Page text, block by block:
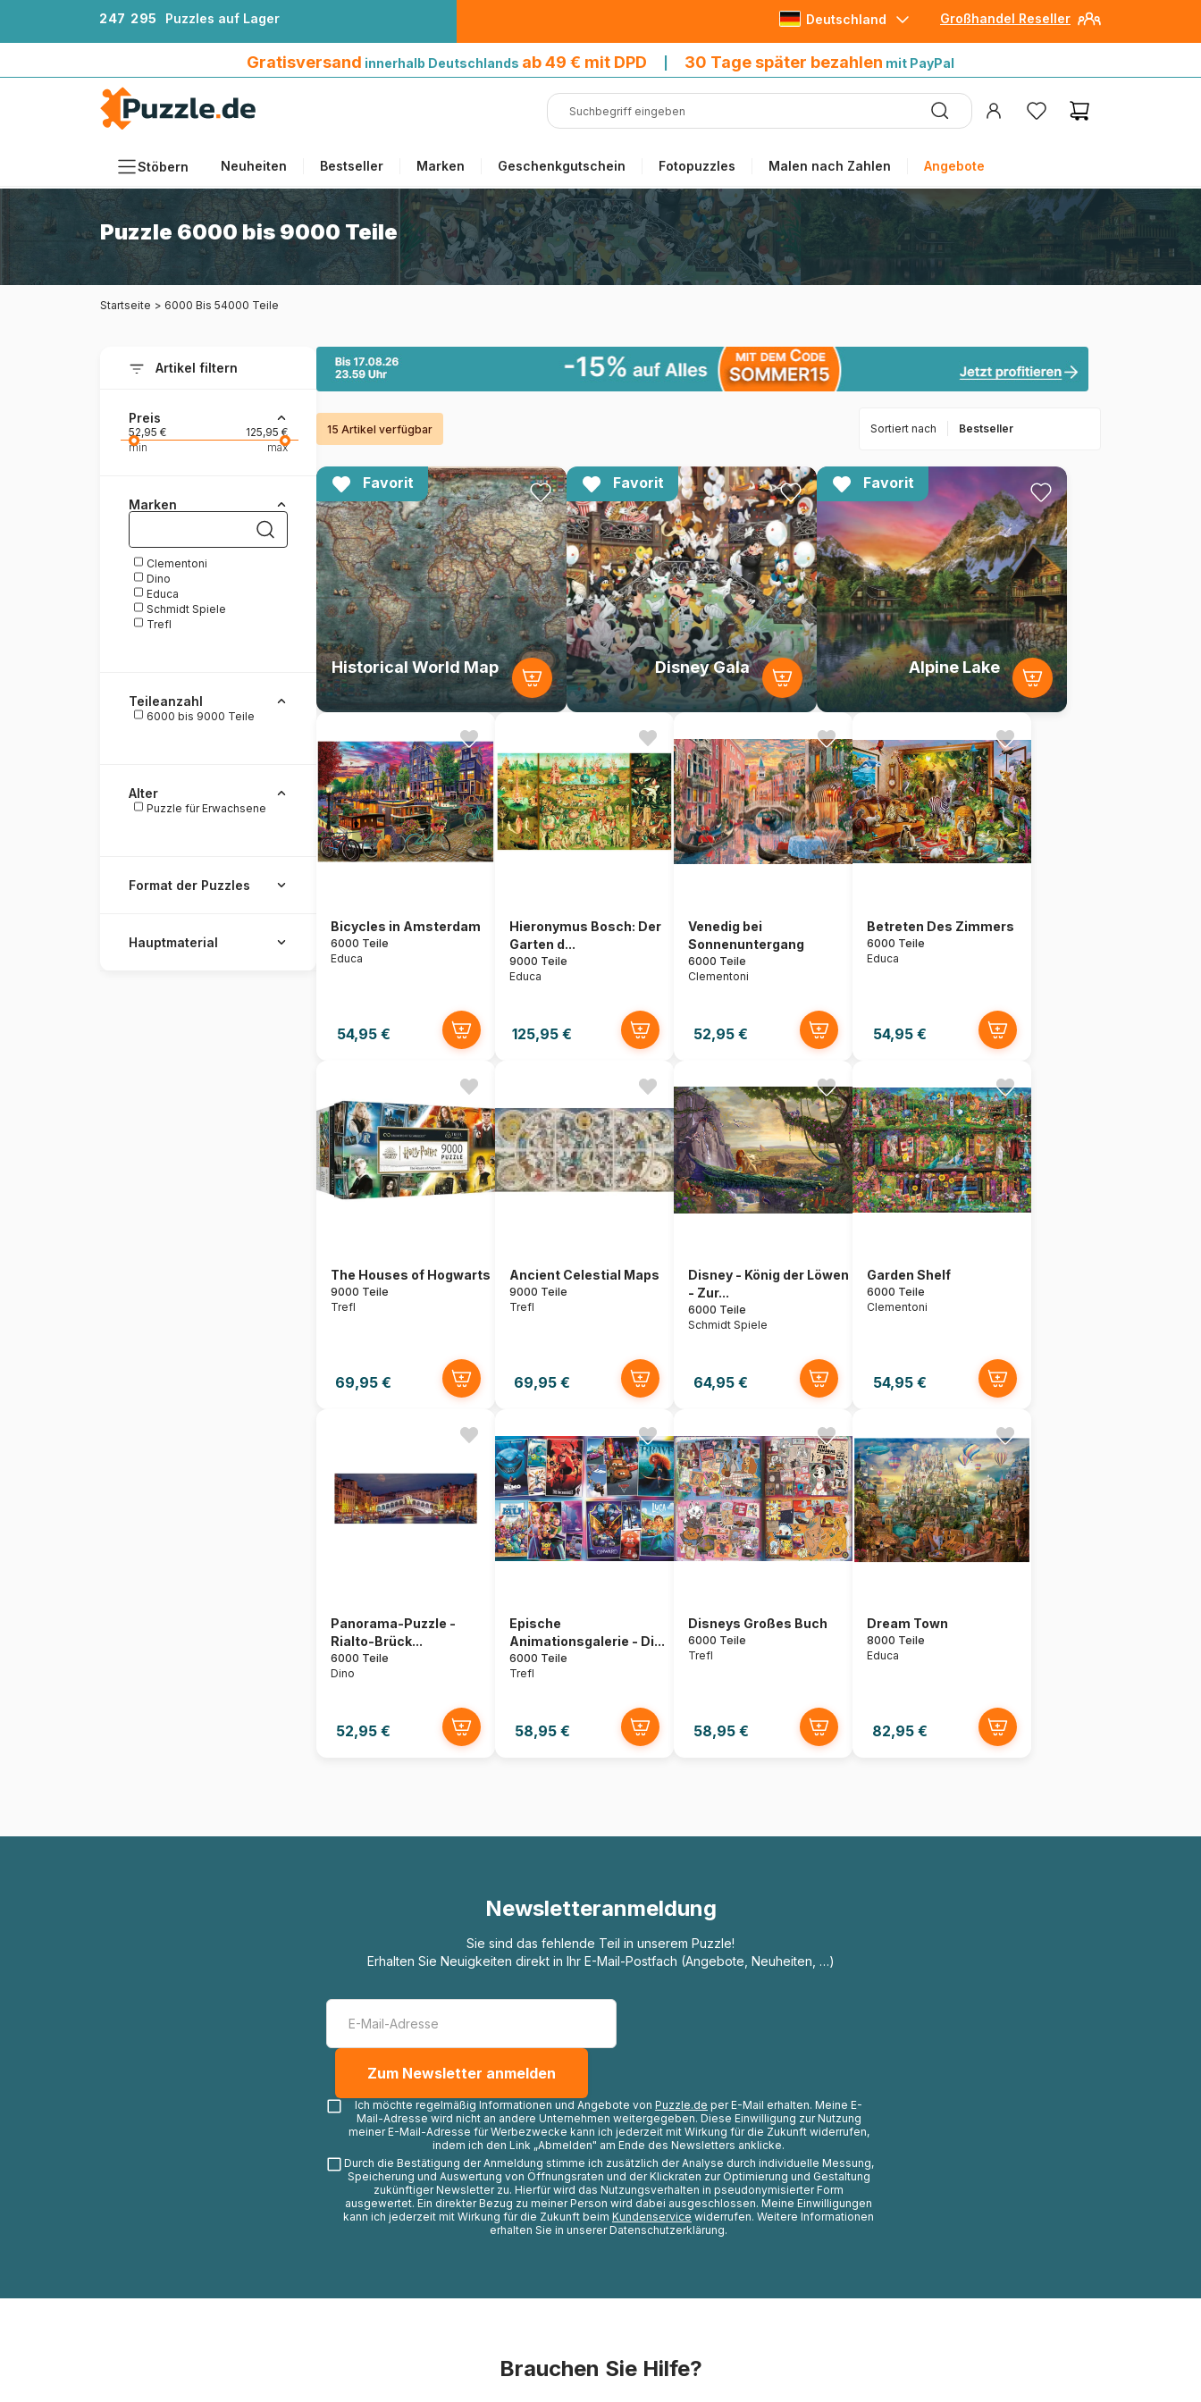
247 295 Puzzles auf Lager Großhandel Reseller
Deutschland
Gratisversand innerhalb Deutschlands ab 49 € mit DPD 30 Tage später bezahlen mit PayPal
Stöbern Neuheiten Bestseller Marken Geschenkgutschein Fotopuzzles Malen nach Zahlen Angebote
Teileanzahl
Format
Alter
Zubehör
Malen nach Zahlen
Puzzle 6000 bis 9000 Teile
Startseite > 6000 Bis 54000 Teile
15 Artikel verfügbar Sortiert nach
Favorit
Historical World Map
Favorit
Disney Gala
Favorit
Alpine Lake
Bicycles in Amsterdam
6000 Teile
Educa
54,95 €
Hieronymus Bosch: Der
Garten d...
9000 Teile
Educa
125,95 €
Venedig bei
Sonnenuntergang
6000 Teile
Clementoni
52,95 €
Betreten Des Zimmers
6000 Teile
Educa
54,95 €
The Houses of Hogwarts
9000 Teile
Trefl
69,95 €
Ancient Celestial Maps
9000 Teile
Trefl
69,95 €
Disney - König der Löwen
- Zur...
6000 Teile
Schmidt Spiele
64,95 €
Garden Shelf
6000 Teile
Clementoni
54,95 €
Panorama-Puzzle -
Rialto-Brück...
6000 Teile
Dino
52,95 €
Epische
Animationsgalerie - Di...
6000 Teile
Trefl
58,95 €
Disneys Großes Buch
6000 Teile
Trefl
58,95 €
Dream Town
8000 Teile
Educa
82,95 €
Artikel filtern
Preis
52,95 €
125,95 €
min
max
Marken
Clementoni
Dino
Educa
Schmidt Spiele
Trefl
Teileanzahl
6000 bis 9000 Teile
Alter
Puzzle für Erwachsene
Format der Puzzles
Hauptmaterial
Newsletteranmeldung
Sie sind das fehlende Teil in unserem Puzzle!
Erhalten Sie Neuigkeiten direkt in Ihr E-Mail-Postfach (Angebote, Neuheiten, …)
Ich möchte regelmäßig Informationen und Angebote von Puzzle.de per E-Mail erhalten. Meine E-
Mail-Adresse wird nicht an andere Unternehmen weitergegeben. Diese Einwilligung zur Nutzung
meiner E-Mail-Adresse für Werbezwecke kann ich jederzeit mit Wirkung für die Zukunft widerrufen,
indem ich den Link „Abmelden" am Ende des Newsletters anklicke.
Durch die Bestätigung der Anmeldung stimme ich zusätzlich der Analyse durch individuelle Messung,
Speicherung und Auswertung von Öffnungsraten und der Klickraten zur Optimierung und Gestaltung
zukünftiger Newsletter zu. Hierfür wird das Nutzungsverhalten in pseudonymisierter Form
ausgewertet. Ein direkter Bezug zu meiner Person wird dabei ausgeschlossen. Meine Einwilligungen
kann ich jederzeit mit Wirkung für die Zukunft beim Kundenservice widerrufen. Weitere Informationen
erhalten Sie in unserer Datenschutzerklärung.
Brauchen Sie Hilfe?